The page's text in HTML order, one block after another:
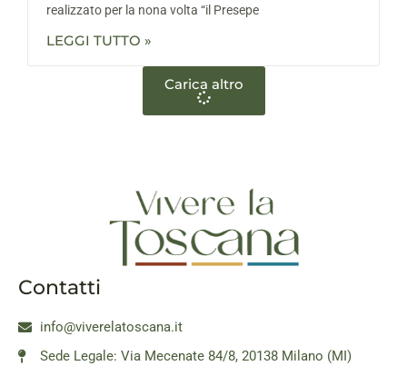
realizzato per la nona volta “il Presepe
LEGGI TUTTO »
Carica altro
Contatti
info@viverelatoscana.it
Sede Legale: Via Mecenate 84/8, 20138 Milano (MI)